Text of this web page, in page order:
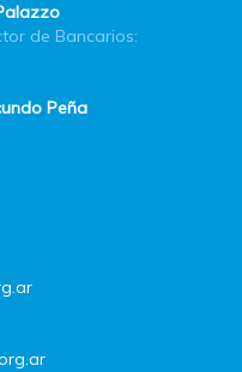
de Bancarios:
Peña